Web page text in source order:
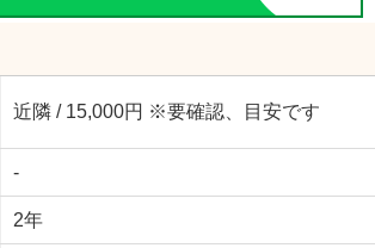
近隣 / 15,000円 ※要確認、目安です
-
2年